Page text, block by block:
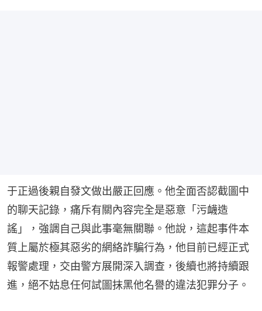
于正過後親自發文做出嚴正回應。他全面否認截圖中
的聊天記錄，痛斥有關內容完全是惡意「污衊造
謠」，強調自己與此事毫無關聯。他說，這起事件本
質上屬於極其惡劣的網絡詐騙行為，他目前已經正式
報警處理，交由警方展開深入調查，後續也將持續跟
進，絕不姑息任何試圖抹黑他名譽的違法犯罪分子。